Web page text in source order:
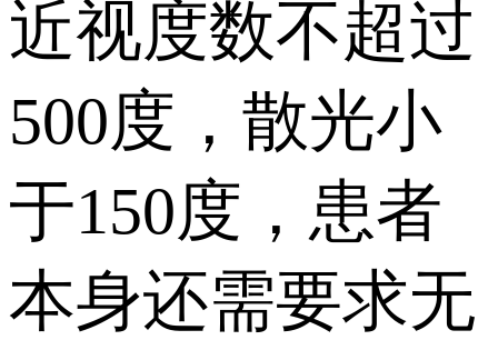
近视度数不超过
500度，散光小
于150度，患者
本身还需要求无